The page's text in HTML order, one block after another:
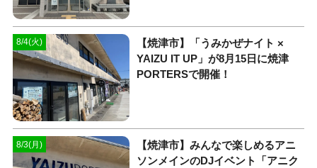
8/4(火)
【焼津市】「うみかぜナイト ×
YAIZU IT UP」が8月15日に焼津
PORTERSで開催！
8/3(月)
【焼津市】みんなで楽しめるアニ
ソンメインのDJイベント「アニク